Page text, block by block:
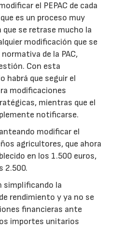
el PEPAC de cada
es un proceso muy
que se retrase mucho la
modificación que se
de la PAC,
Con esta
habrá que seguir el
modificaciones
mientras que el
notificarse.
modificar el
agricultores, que ahora
en los 1.500 euros,
2.500.
simplificando la
rendimiento y ya no se
financieras ante
importes unitarios